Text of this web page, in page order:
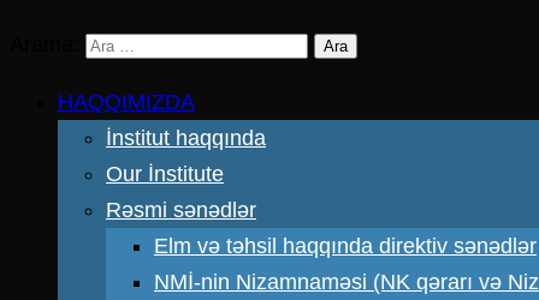
HAQQIMIZDA
İnstitut haqqında
Our İnstitute
Rəsmi sənədlər
Elm və təhsil haqqında direktiv sənədlər
NMİ-nin Nizamnaməsi (NK qərarı və